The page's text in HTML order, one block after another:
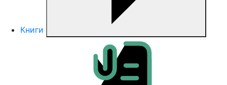
Книги